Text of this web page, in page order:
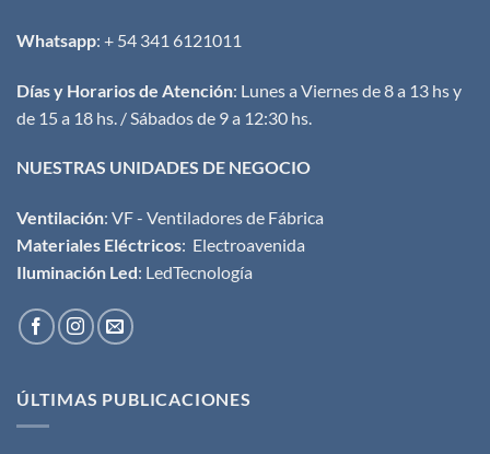
Whatsapp: + 54 341 6121011
Días y Horarios de Atención: Lunes a Viernes de 8 a 13 hs y
de 15 a 18 hs. / Sábados de 9 a 12:30 hs.
NUESTRAS UNIDADES DE NEGOCIO
Ventilación: VF - Ventiladores de Fábrica
Materiales Eléctricos: Electroavenida
Iluminación Led: LedTecnología
ÚLTIMAS PUBLICACIONES